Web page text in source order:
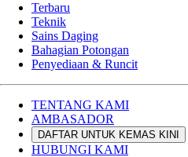
Terbaru
Teknik
Sains Daging
Bahagian Potongan
Penyediaan & Runcit
TENTANG KAMI
AMBASADOR
DAFTAR UNTUK KEMAS KINI
HUBUNGI KAMI